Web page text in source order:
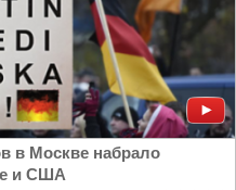
в Москве набрало
и США